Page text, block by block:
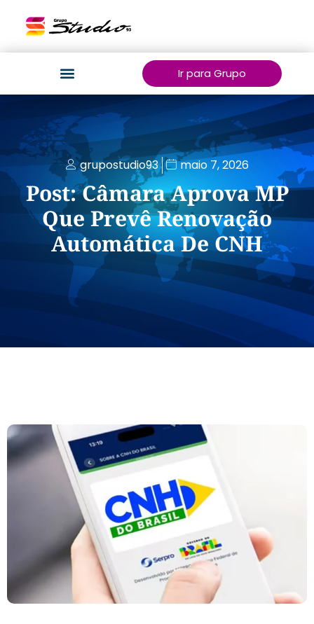
Ir para Grupo
grupostudio93 maio 7, 2026
Post: Câmara Aprova MP
Que Prevê Renovação
Automática De CNH